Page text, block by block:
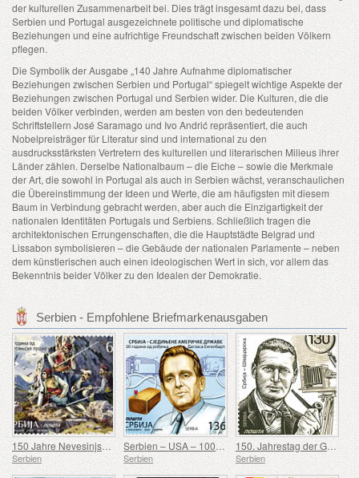
der kulturellen Zusammenarbeit bei. Dies trägt insgesamt dazu bei, dass
Serbien und Portugal ausgezeichnete politische und diplomatische
Beziehungen und eine aufrichtige Freundschaft zwischen beiden Völkern
pflegen.
Die Symbolik der Ausgabe „140 Jahre Aufnahme diplomatischer
Beziehungen zwischen Serbien und Portugal“ spiegelt wichtige Aspekte der
Beziehungen zwischen Portugal und Serbien wider. Die Kulturen, die die
beiden Völker verbinden, werden am besten von den bedeutenden
Schriftstellern José Saramago und Ivo Andrić repräsentiert, die auch
Nobelpreisträger für Literatur sind und international zu den
ausdrucksstärksten Vertretern des kulturellen und literarischen Milieus ihrer
Länder zählen. Derselbe Nationalbaum – die Eiche – sowie die Merkmale
der Art, die sowohl in Portugal als auch in Serbien wächst, veranschaulichen
die Übereinstimmung der Ideen und Werte, die am häufigsten mit diesem
Baum in Verbindung gebracht werden, aber auch die Einzigartigkeit der
nationalen Identitäten Portugals und Serbiens. Schließlich tragen die
architektonischen Errungenschaften, die die Hauptstädte Belgrad und
Lissabon symbolisieren – die Gebäude der nationalen Parlamente – neben
dem künstlerischen auch einen ideologischen Wert in sich, vor allem das
Bekenntnis beider Völker zu den Idealen der Demokratie.
Serbien - Empfohlene Briefmarkenausgaben
150 Jahre Nevesinjska puška
Serbien
Serbien – USA – 100. Geburtstag von Douglas Engelbart
Serbien
150. Jahrestag der Geburt von Rodolphe Archibald Reiss
Serbien